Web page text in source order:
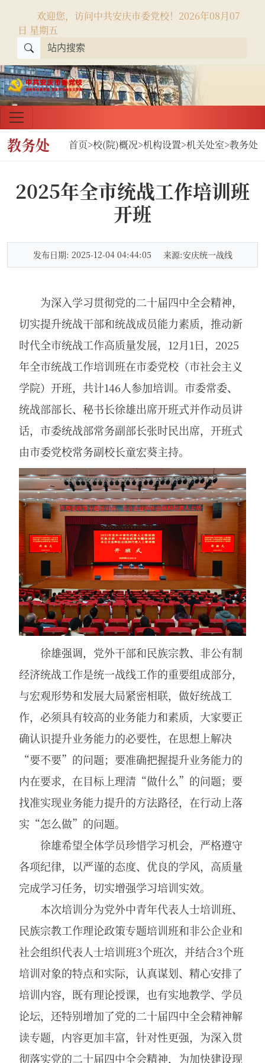
欢迎您，访问中共安庆市委党校！ 2026年08月07
日 星期五
教务处 首页>校(院)概况>机构设置>机关处室>教务处
2025年全市统战工作培训班
开班
发布日期: 2025-12-04 04:44:05 来源:安庆统一战线
为深入学习贯彻党的二十届四中全会精神，
切实提升统战干部和统战成员能力素质，推动新
时代全市统战工作高质量发展，12月1日，2025
年全市统战工作培训班在市委党校（市社会主义
学院）开班，共计146人参加培训。市委常委、
统战部部长、秘书长徐雄出席开班式并作动员讲
话，市委统战部常务副部长张时民出席，开班式
由市委党校常务副校长童宏葵主持。
徐雄强调，党外干部和民族宗教、非公有制
经济统战工作是统一战线工作的重要组成部分，
与宏观形势和发展大局紧密相联，做好统战工
作，必须具有较高的业务能力和素质，大家要正
确认识提升业务能力的必要性，在思想上解决
“要不要”的问题；要准确把握提升业务能力的
内在要求，在目标上理清“做什么”的问题；要
找准实现业务能力提升的方法路径，在行动上落
实“怎么做”的问题。
徐雄希望全体学员珍惜学习机会，严格遵守
各项纪律，以严谨的态度、优良的学风，高质量
完成学习任务，切实增强学习培训实效。
本次培训分为党外中青年代表人士培训班、
民族宗教工作理论政策专题培训班和非公企业和
社会组织代表人士培训班3个班次，并结合3个班
培训对象的特点和实际，认真谋划、精心安排了
培训内容，既有理论授课，也有实地教学、学员
论坛，还特别增加了党的二十届四中全会精神解
读专题，内容更加丰富，针对性更强，为深入贯
彻落实党的二十届四中全会精神，为加快建设现